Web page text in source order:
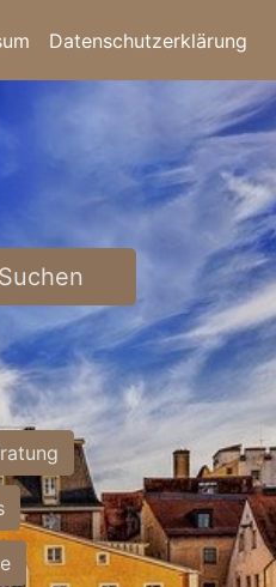
Datenschutzerklärung
Suchen